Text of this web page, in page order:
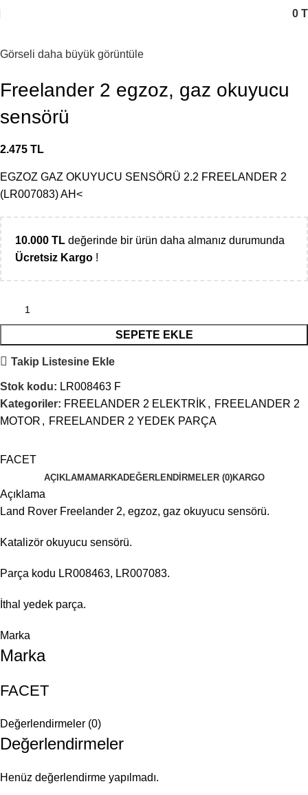
0
Görseli daha büyük görüntüle
Freelander 2 egzoz, gaz okuyucu
sensörü
2.475 TL
EGZOZ GAZ OKUYUCU SENSÖRÜ 2.2 FREELANDER 2
(LR007083) AH<
10.000 TL değerinde bir ürün daha almanız durumunda
Ücretsiz Kargo !
SEPETE EKLE
Takip Listesine Ekle
Stok kodu: LR008463 F
Kategoriler: FREELANDER 2 ELEKTRİK , FREELANDER 2
MOTOR , FREELANDER 2 YEDEK PARÇA
FACET
AÇIKLAMAMARKADEĞERLENDIRMELER (0)KARGO
Açıklama
Land Rover Freelander 2, egzoz, gaz okuyucu sensörü.
Katalizör okuyucu sensörü.
Parça kodu LR008463, LR007083.
İthal yedek parça.
Marka
Marka
FACET
Değerlendirmeler (0)
Değerlendirmeler
Henüz değerlendirme yapılmadı.